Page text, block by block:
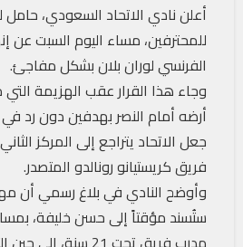
أعلن نادي الاتحاد السعودي،
للمحترفين، مساء اليوم السبت عن
الفرنسي لوران بلان بشكل مفاجئ.
وجاء هذا القرار عقب الهزيمة
أرضه أمام النصر بهدفين دون رد
جعل الاتحاد يتراجع إلى المركز
فريق كريستيانو رونالدو المتصدر.
وأوضح النادي في بلاغ رسمي أن
ستُسند مؤقتاً إلى حسن خليفة،